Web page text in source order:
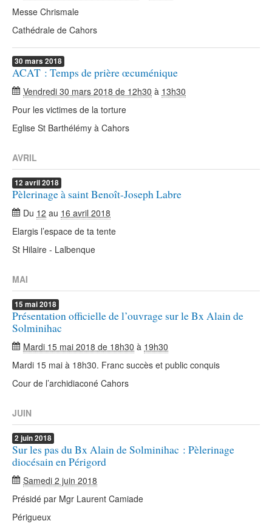
Messe Chrismale
Cathédrale de Cahors
30 mars 2018
ACAT : Temps de prière œcuménique
Vendredi 30 mars 2018 de 12h30 à 13h30
Pour les victimes de la torture
Eglise St Barthélémy à Cahors
AVRIL
12 avril2018
Pèlerinage à saint Benoît-Joseph Labre
Du 12 au 16 avril 2018
Elargis l’espace de ta tente
St Hilaire - Lalbenque
MAI
15 mai2018
Présentation officielle de l’ouvrage sur le Bx Alain de
Solminihac
Mardi 15 mai 2018 de 18h30 à 19h30
Mardi 15 mai à 18h30. Franc succès et public conquis
Cour de l’archidiaconé Cahors
JUIN
2 juin2018
Sur les pas du Bx Alain de Solminihac : Pèlerinage
diocésain en Périgord
Samedi 2 juin 2018
Présidé par Mgr Laurent Camiade
Périgueux